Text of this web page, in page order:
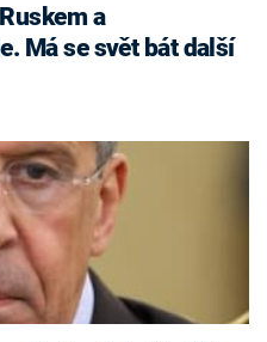
a
Má se svět bát další